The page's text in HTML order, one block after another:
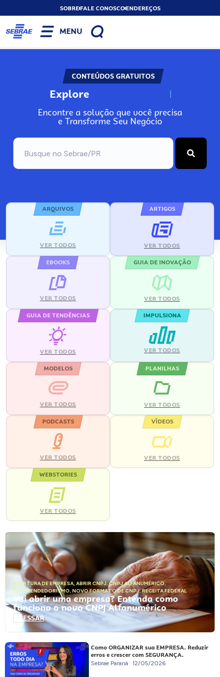
SOBREFALE CONOSCOENDEREÇOS
MENU
CONTEÚDOS GRATUITOS
Explore N
Encontre a solução que você precisa
e Transforme Seu Negócio
ARQUIVOS
VER TODOS
ARTIGOS
VER TODOS
EBOOKS
VER TODOS
GUIA DE INOVAÇÃO
VER TODOS
GUIA DE TENDÊNCIAS
VER TODOS
IMPULSIONA
VER TODOS
MODELOS
VER TODOS
PLANILHAS
VER TODOS
PODCASTS
VER TODOS
VÍDEOS
VER TODOS
WEBSTORIES
VER TODOS
ABERTURA DE EMPRESA, ABRIR CNPJ,CNPJ ALFANUMÉRICO,
EMPREENDEDORISMO, NOVO FORMATO DE CNPJ,RECEITA FEDERAL
Vai abrir uma empresa? Entenda como
funciona o novo CNPJ Alfanumérico
ACESSAR
Como ORGANIZAR sua EMPRESA. Reduzir
erros e crescer com SEGURANÇA.
Sebrae Paraná 12/05/2026